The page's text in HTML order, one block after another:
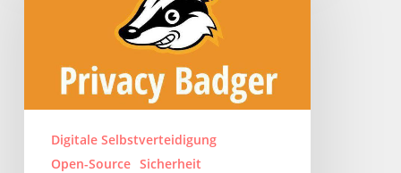
Tracking
Firefox
Digitale Selbstverteidigung
Open-Source Sicherheit